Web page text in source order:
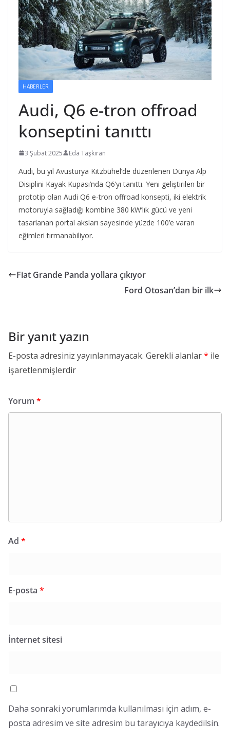
HABERLER
Audi, Q6 e-tron offroad
konseptini tanıttı
3 Şubat 2025 Eda Taşkıran
Audi, bu yıl Avusturya Kitzbühel’de düzenlenen Dünya Alp
Disiplini Kayak Kupası’nda Q6’yı tanıttı. Yeni geliştirilen bir
prototip olan Audi Q6 e-tron offroad konsepti, iki elektrik
motoruyla sağladığı kombine 380 kW’lık gücü ve yeni
tasarlanan portal aksları sayesinde yüzde 100’e varan
eğimleri tırmanabiliyor.
Fiat Grande Panda yollara çıkıyor
Ford Otosan’dan bir ilk
Bir yanıt yazın
E-posta adresiniz yayınlanmayacak. Gerekli alanlar* ile
işaretlenmişlerdir
Yorum *
Ad *
E-posta *
İnternet sitesi
Daha sonraki yorumlarımda kullanılması için adım, e-
posta adresim ve site adresim bu tarayıcıya kaydedilsin.